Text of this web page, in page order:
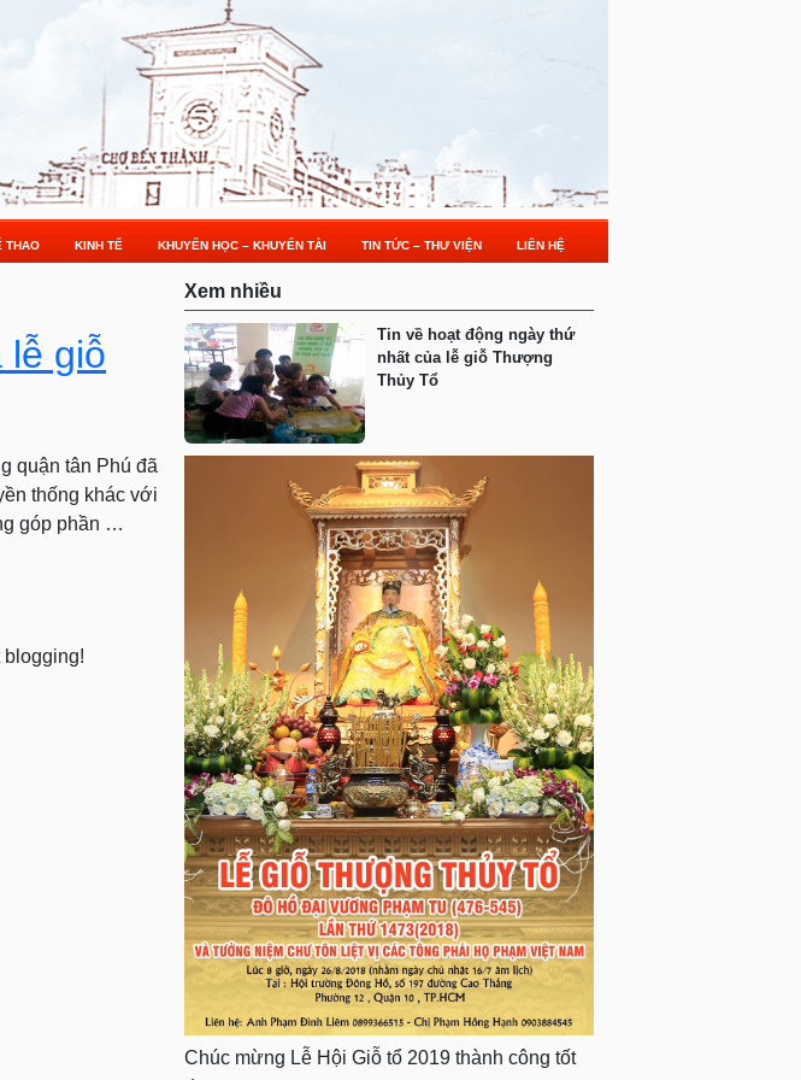
THAO KINH TẾ KHUYẾN HỌC – KHUYẾN TÀI TIN TỨC – THƯ VIỆN LIÊN HỆ
lễ giỗ
quận tân Phú đã
thống khác với
góp phần …
blogging!
Xem nhiều
Tin về hoạt động ngày thứ
nhất của lễ giỗ Thượng
Thủy Tổ
Chúc mừng Lễ Hội Giỗ tổ 2019 thành công tốt